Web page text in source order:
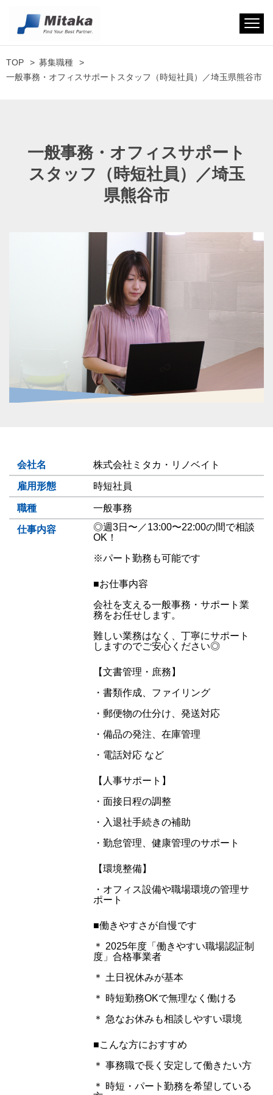
TOP
募集職種
一般事務・オフィスサポートスタッフ（時短社員）／埼玉県熊谷市
一般事務・オフィスサポート
スタッフ（時短社員）／埼玉
県熊谷市
会社名 株式会社ミタカ・リノベイト
雇用形態 時短社員
職種 一般事務
仕事内容
◎週3日〜／13:00〜22:00の間で相談
OK！
※パート勤務も可能です
■お仕事内容
会社を支える一般事務・サポート業
務をお任せします。
難しい業務はなく、丁寧にサポート
しますのでご安心ください◎
【文書管理・庶務】
・書類作成、ファイリング
・郵便物の仕分け、発送対応
・備品の発注、在庫管理
・電話対応 など
【人事サポート】
・面接日程の調整
・入退社手続きの補助
・勤怠管理、健康管理のサポート
【環境整備】
・オフィス設備や職場環境の管理サ
ポート
■働きやすさが自慢です
＊ 2025年度「働きやすい職場認証制
度」合格事業者
＊ 土日祝休みが基本
＊ 時短勤務OKで無理なく働ける
＊ 急なお休みも相談しやすい環境
■こんな方におすすめ
＊ 事務職で長く安定して働きたい方
＊ 時短・パート勤務を希望している